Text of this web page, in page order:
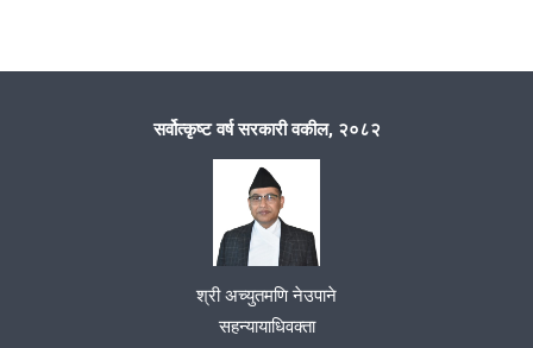
आज मिति २०७७/०६/२६ गते उच्च सरकारी वकील कार्यालय ओखलढुंगाको
कारागार कार्यलय खोटाङको अनुगमन र निरिक्षण सम्पन्न भयो
मिति २०७७/०६/०८ गते कारागार कार्यलय खोटाङको अनुगमन तथा निरीक्षण
सर्वोत्कृष्ट वर्ष सरकारी वकील, २०८२
श्री अच्युतमणि नेउपाने
सहन्यायाधिवक्ता